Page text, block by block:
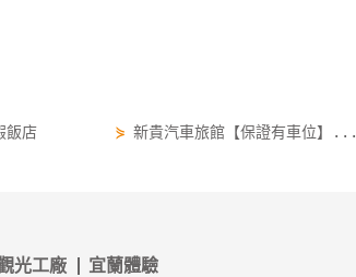
飯店 ⋟ 新貴汽車旅館【保證有車位】...
光工廠 宜蘭體驗